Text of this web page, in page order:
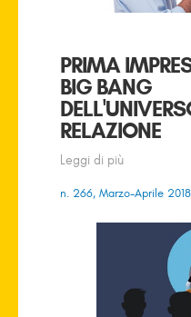
PRIMA
BIG BANG
RELAZIONE
Leggi di più
n. 266, Marzo-Aprile 2018